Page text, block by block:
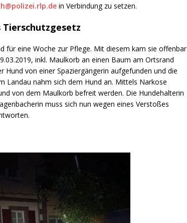
in Verbindung zu setzen.
Tierschutzgesetz
für eine Woche zur Pflege. Mit diesem kam sie offenbar
inkl. Maulkorb an einen Baum am Ortsrand
Hund von einer Spaziergängerin aufgefunden und die
Landau nahm sich dem Hund an. Mittels Narkose
von dem Maulkorb befreit werden. Die Hundehalterin
muss sich nun wegen eines Verstoßes